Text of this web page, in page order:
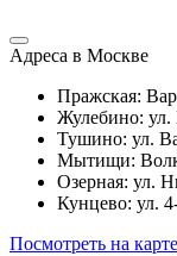
Адреса в Москве
Пражская:
Жулебино: ул.
Тушино: ул.
Мытищи:
Озерная: ул.
Кунцево: ул.
Посмотреть на карте